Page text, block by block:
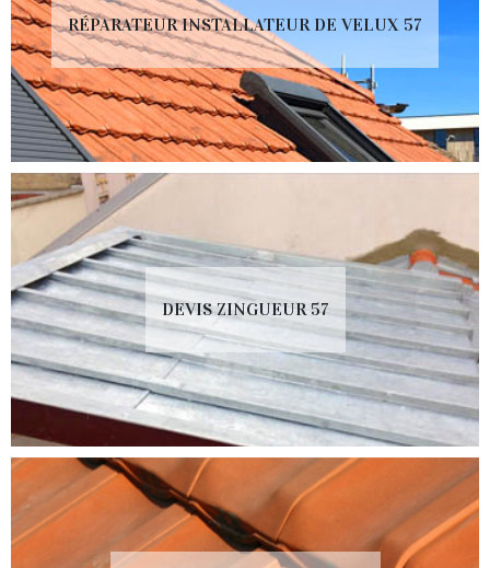
RÉPARATEUR INSTALLATEUR DE VELUX 57
DEVIS ZINGUEUR 57